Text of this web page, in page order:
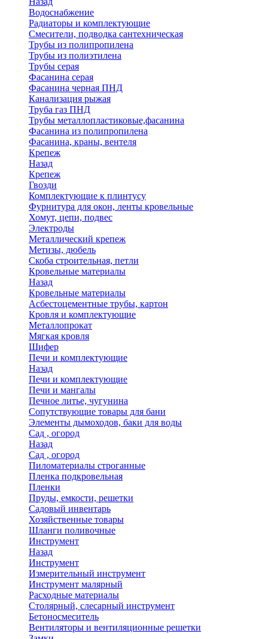
Водоснабжение
Радиаторы и комплектующие
Смесители, подводка сантехническая
Трубы из полипропилена
Трубы из полиэтилена
Трубы серая
Фасанина серая
Фасанина черная ПНД
Канализация рыжая
Труба газ ПНД
Трубы металлопластиковые,фасанина
Фасанина из полипропилена
Фасанина, краны, вентеля
Крепеж
Назад
Крепеж
Гвозди
Комплектующие к плинтусу
Фурнитура для окон, ленты кровельные
Хомут, цепи, подвес
Электроды
Металлический крепеж
Метизы, дюбель
Скоба строительная, петли
Кровельные материалы
Назад
Кровельные материалы
Асбестоцементные трубы, картон
Кровля и комплектующие
Металлопрокат
Мягкая кровля
Шифер
Печи и комплектующие
Назад
Печи и комплектующие
Печи и мангалы
Печное литье, чугунина
Сопутствующие товары для бани
Элементы дымоходов, баки для воды
Сад , огород
Назад
Сад , огород
Пиломатериалы строганные
Пленка подкровельная
Пленки
Пруды, емкости, решетки
Садовый инвентарь
Хозяйственные товары
Шланги поливочные
Инструмент
Назад
Инструмент
Измерительный инструмент
Инструмент малярный
Расходные материалы
Столярный, слесарный инструмент
Бетоносмеситель
Вентиляторы и вентиляционные решетки